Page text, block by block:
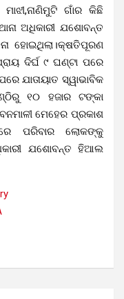
ମାଝୀ,ନାଣିମୁଟି ଗାଁର କିଛି
ଅଧିକାରୀ ଯଶୋବନ୍ତ
ହୋଇଥିଲା।କ୍ଷତିପୂରଣ
ଦିର୍ଘ ୯ ଘଣ୍ଟା ପରେ
ଯାତାୟାତ ସ୍ୱାଭାବିକ
୧୦ ହଜାର ଟଙ୍କା
ମେହେର ପ୍ରକାଶ
ପରିବାର ଲୋକଙ୍କୁ
ଯଶୋବନ୍ତ ହିଆଲ